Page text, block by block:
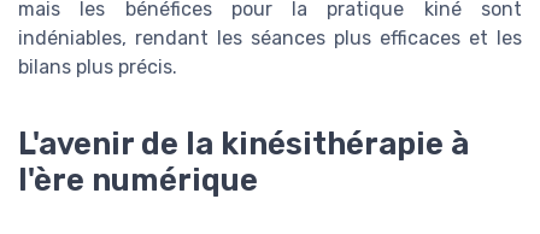
mais les bénéfices pour la pratique kiné sont
indéniables, rendant les séances plus efficaces et les
bilans plus précis.
L'avenir de la kinésithérapie à
l'ère numérique